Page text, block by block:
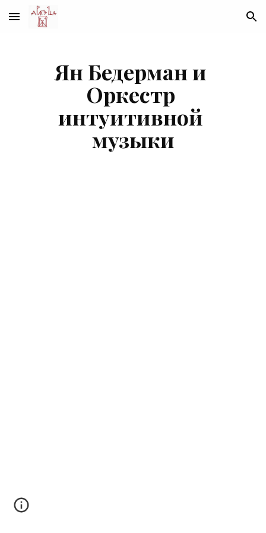
Skip to main content Skip to navigation
Ян Бедерман и
Оркестр
интуитивной
музыки